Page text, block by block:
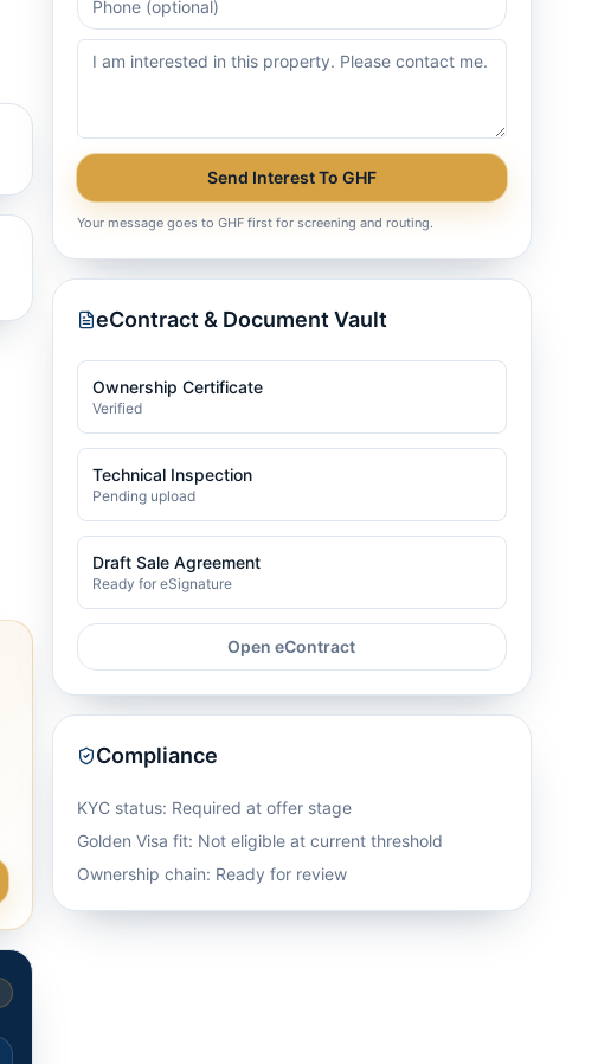
Send Interest To GHF
Your message goes to GHF first for screening and routing.
eContract & Document Vault
Ownership Certificate
Verified
Technical Inspection
Pending upload
Draft Sale Agreement
Ready for eSignature
Open eContract
Compliance
KYC status: Required at offer stage
Golden Visa fit: Not eligible at current threshold
Ownership chain: Ready for review